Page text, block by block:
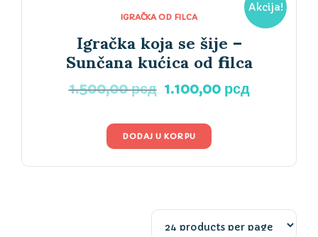
Akcija!
IGRAČKA OD FILCA
Igračka koja se šije –
Sunčana kućica od filca
1.500,00рсд Originalna
je
bila:
1.100,00 рсдTrenutna
DODAJ U KORPU